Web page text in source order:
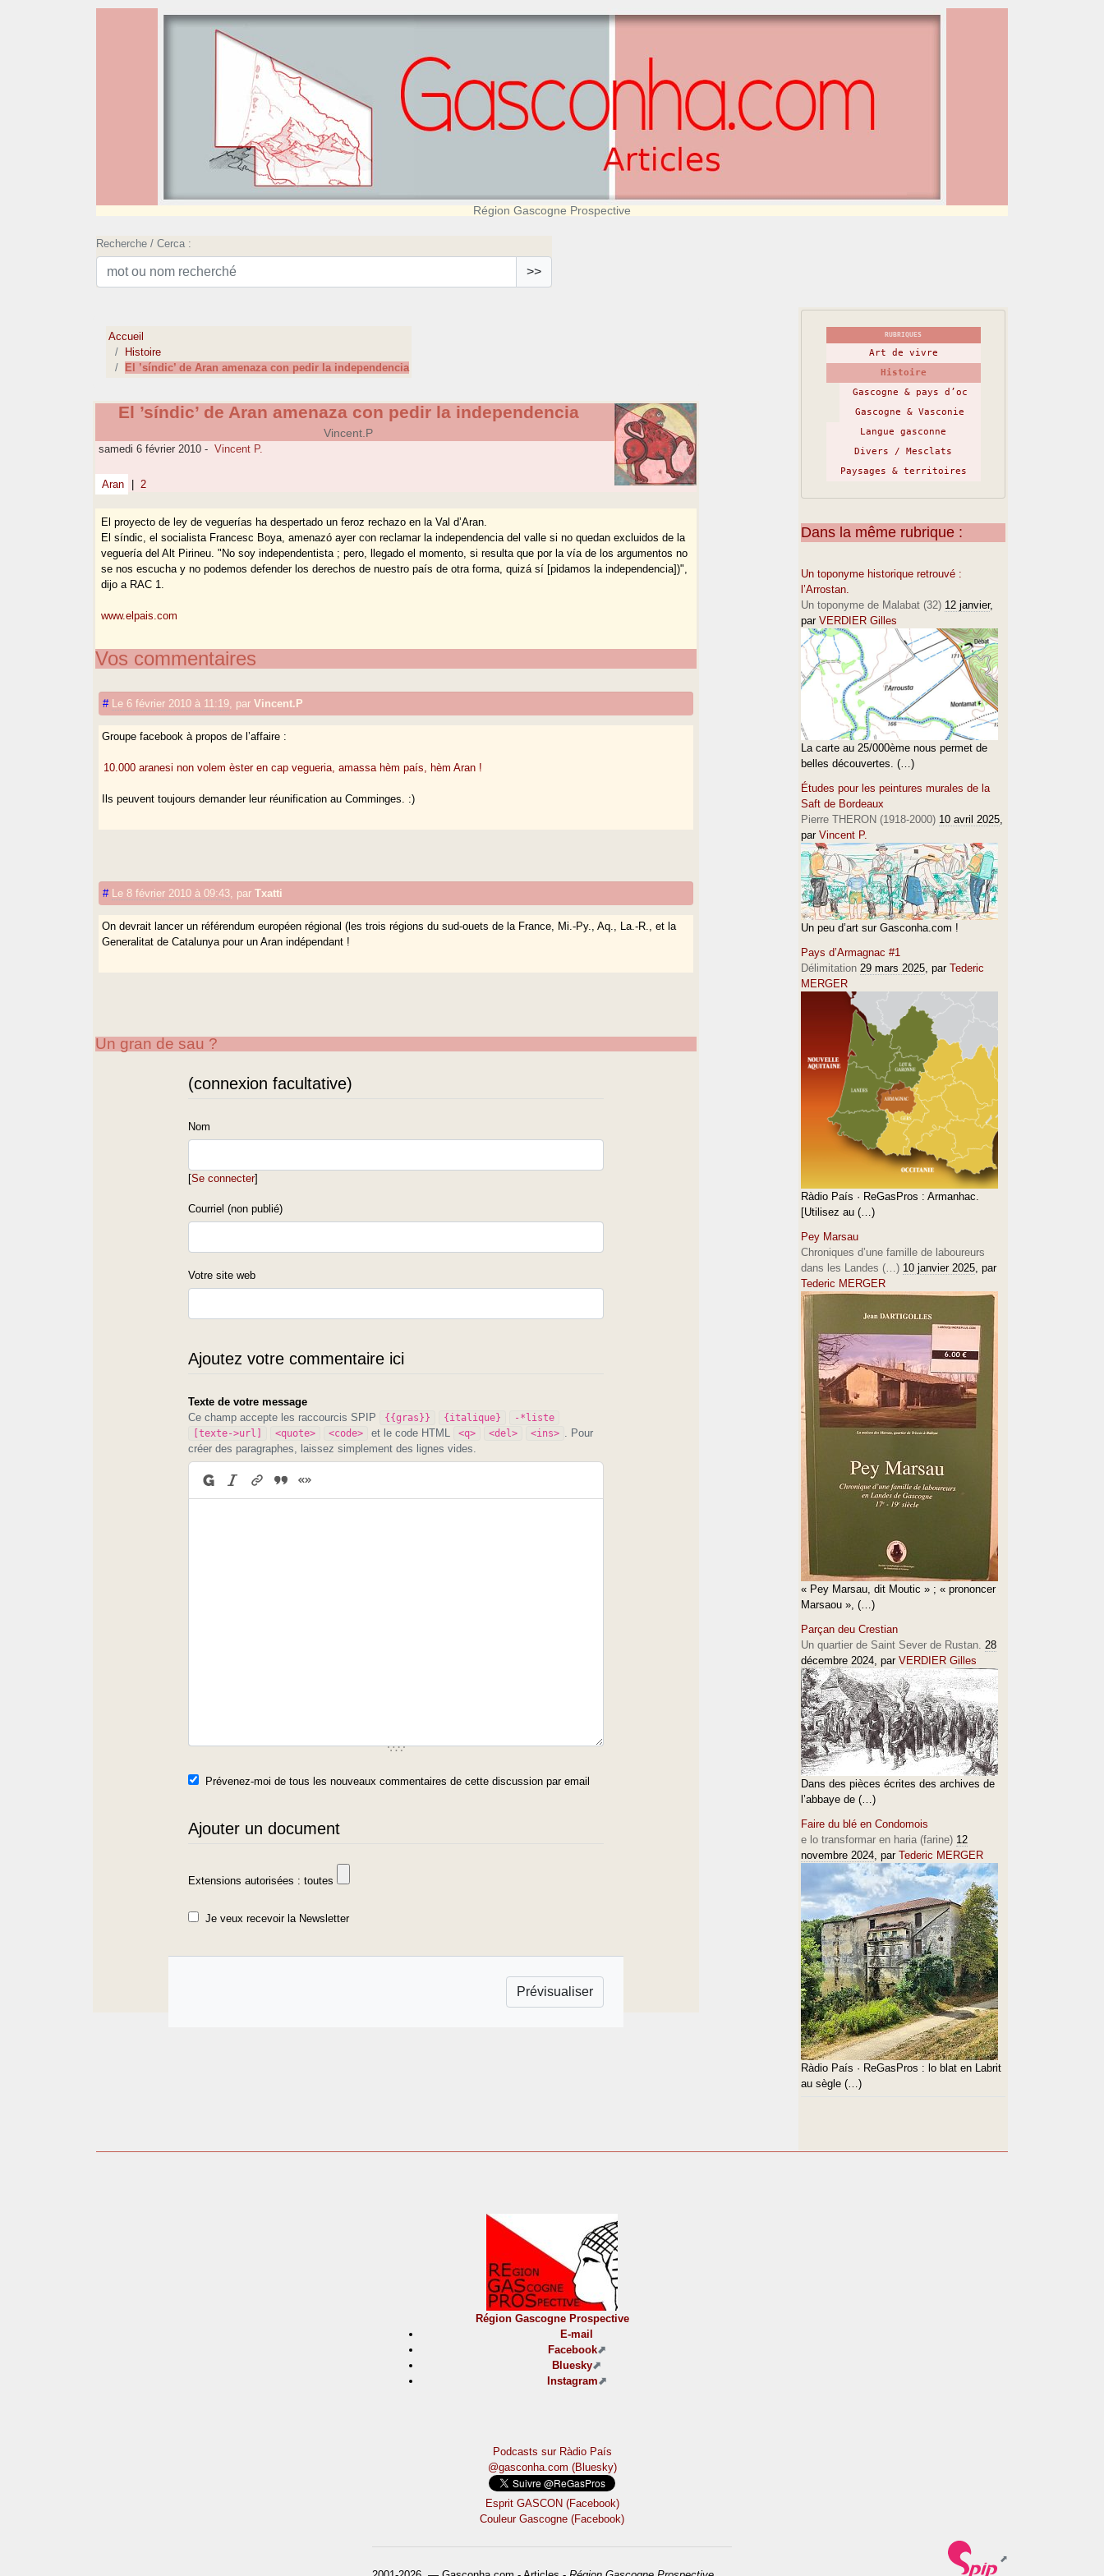
Région Gascogne Prospective
Recherche / Cerca :
>>
Accueil
Histoire
El ’síndic’ de Aran amenaza con pedir la independencia
El ’síndic’ de Aran amenaza con pedir la independencia
Vincent.P
samedi 6 février 2010 - Vincent P.
Aran 2
El proyecto de ley de veguerías ha despertado un feroz rechazo en la Val d’Aran.
El síndic, el socialista Francesc Boya, amenazó ayer con reclamar la independencia del valle si no quedan excluidos de la
veguería del Alt Pirineu. "No soy independentista ; pero, llegado el momento, si resulta que por la vía de los argumentos no
se nos escucha y no podemos defender los derechos de nuestro país de otra forma, quizá sí [pidamos la independencia])",
dijo a RAC 1.
www.elpais.com
Vos commentaires
# Le 6 février 2010 à 11:19 parVincent.P
Groupe facebook à propos de l’affaire :
10.000 aranesi non volem èster en cap vegueria, amassa hèm país, hèm Aran !
Ils peuvent toujours demander leur réunification au Comminges. :)
# Le 8 février 2010 à 09:43 parTxatti
On devrait lancer un référendum européen régional (les trois régions du sud-ouets de la France, Mi.-Py., Aq., La.-R., et la
Generalitat de Catalunya pour un Aran indépendant !
Un gran de sau ?
(connexion facultative)
Nom
[Se connecter]
Courriel (non publié)
Votre site web
Ajoutez votre commentaire ici
Texte de votre message
Ce champ accepte les raccourcis SPIP
{{gras}} {italique}
-*liste
[texte->url]
<quote> <code> et le code HTML <q> <del> <ins>
. Pour
créer des paragraphes, laissez simplement des lignes vides.
Prévenez-moi de tous les nouveaux commentaires de cette discussion par email
Ajouter un document
Extensions autorisées : toutes
Je veux recevoir la Newsletter
RUBRIQUES
Art de vivre
Histoire
Gascogne & pays d’oc
Gascogne & Vasconie
Langue gasconne
Divers / Mesclats
Paysages & territoires
Dans la même rubrique :
Un toponyme historique retrouvé :
l’Arrostan.
Un toponyme de Malabat (32) 12 janvier,
par VERDIER Gilles
La carte au 25/000ème nous permet de
belles découvertes. (…)
Études pour les peintures murales de la
Saft de Bordeaux
Pierre THERON (1918-2000) 10 avril 2025,
par Vincent P.
Un peu d’art sur Gasconha.com !
Pays d’Armagnac #1
Délimitation 29 mars 2025, par Tederic
MERGER
Ràdio País · ReGasPros : Armanhac.
[Utilisez au (…)
Pey Marsau
Chroniques d’une famille de laboureurs
dans les Landes (…) 10 janvier 2025, par
Tederic MERGER
« Pey Marsau, dit Moutic » ; « prononcer
Marsaou », (…)
Parçan deu Crestian
Un quartier de Saint Sever de Rustan. 28
décembre 2024, par VERDIER Gilles
Dans des pièces écrites des archives de
l’abbaye de (…)
Faire du blé en Condomois
e lo transformar en haria (farine) 12
novembre 2024, par Tederic MERGER
Ràdio País · ReGasPros : lo blat en Labrit
au sègle (…)
Région Gascogne Prospective
E-mail
Facebook
Bluesky
Instagram
Podcasts sur Ràdio País
@gasconha.com (Bluesky)
Esprit GASCON (Facebook)
Couleur Gascogne (Facebook)